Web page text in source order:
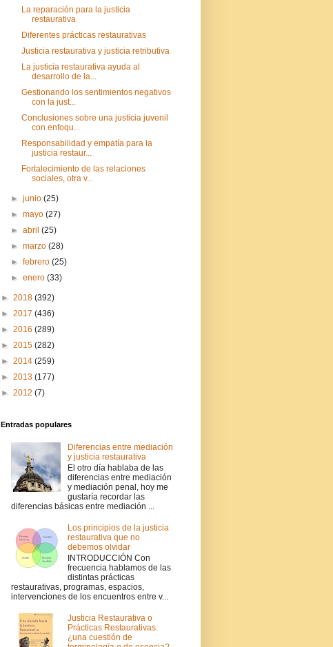
La reparación para la justicia
restaurativa
Diferentes prácticas restaurativas
Justicia restaurativa y justicia retributiva
La justicia restaurativa ayuda al
desarrollo de la...
Gestionando los sentimientos negativos
con la just...
Conclusiones sobre una justicia juvenil
con enfoqu...
Responsabilidad y empatía para la
justicia restaur...
Fortalecimiento de las relaciones
sociales, otra v...
►junio(25)
►mayo(27)
►abril(25)
►marzo(28)
►febrero(25)
►enero(33)
► 2018 (392)
► 2017 (436)
► 2016 (289)
► 2015 (282)
► 2014 (259)
► 2013 (177)
► 2012 (7)
Entradas populares
Diferencias entre mediación
y justicia restaurativa
El otro día hablaba de las
diferencias entre mediación
y mediación penal, hoy me
gustaría recordar las
diferencias básicas entre mediación ...
Los principios de la justicia
restaurativa que no
debemos olvidar
INTRODUCCIÓN Con
frecuencia hablamos de las
distintas prácticas
restaurativas, programas, espacios,
intervenciones de los encuentros entre v...
Justicia Restaurativa o
Prácticas Restaurativas:
¿una cuestión de